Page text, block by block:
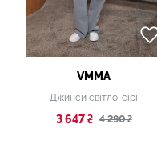
VMMA
Джинси світло-сірі
3 647 ₴ 4 290 ₴